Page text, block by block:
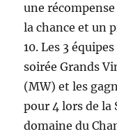
une
la chance et un
10. Les 3
soirée Grands
(MW) et les
pour 4 lors de
domaine du